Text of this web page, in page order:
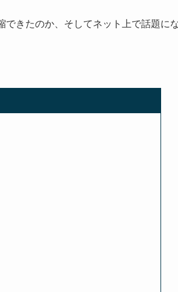
できたのか、そしてネット上で話題に